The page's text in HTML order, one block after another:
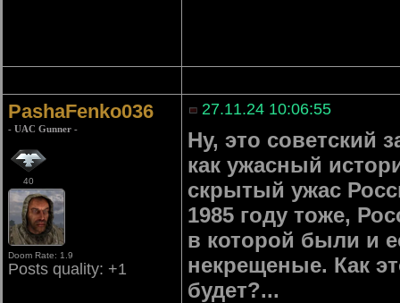
PashaFenko036
- UAC Gunner -
40
Doom Rate: 1.9
Posts quality: +1
27.11.24 10:06:55
Ну, это советский
как ужасный
скрытый ужас
1985 году тоже,
в которой были и
некрещеные. Как
будет?...